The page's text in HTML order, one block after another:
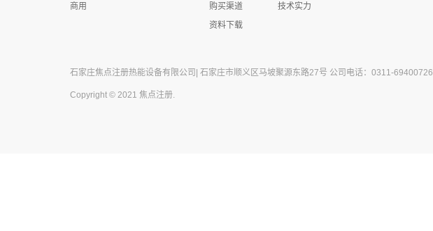
商用
购买渠道
资料下载
技术实力
石家庄焦点注册热能设备有限公司| 石家庄市顺义区马坡聚源东路27号 公司电话：0311-69400726
Copyright © 2021 焦点注册.